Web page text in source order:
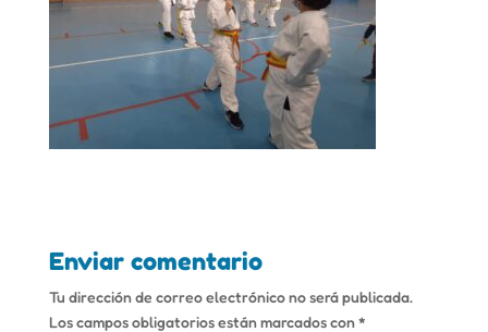
Enviar comentario
Tu dirección de correo electrónico no será publicada.
Los campos obligatorios están marcados con*